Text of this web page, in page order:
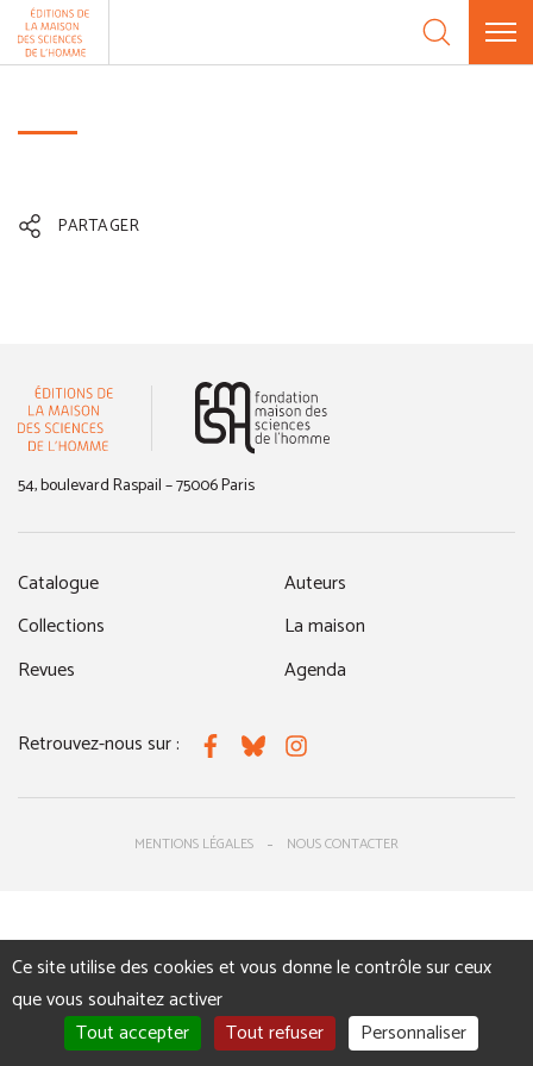
Aller au contenu
PARTAGER
54, boulevard Raspail – 75006 Paris
Catalogue
Collections
Revues
Auteurs
La maison
Agenda
Retrouvez-nous sur : FacebookBlueskyInstagram
MENTIONS LÉGALES NOUS CONTACTER
Panneau de gestion des cookies
Ce site utilise des cookies et vous donne le contrôle sur ceux
que vous souhaitez activer
Tout accepter
Tout refuser Personnaliser